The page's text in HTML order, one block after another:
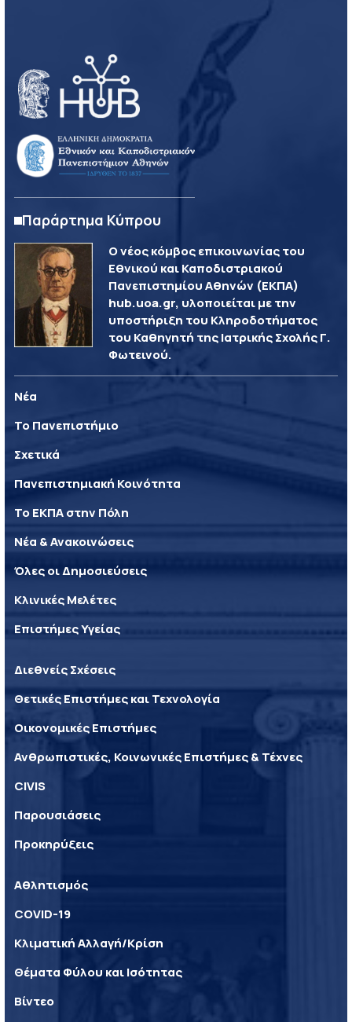
Παράρτημα Κύπρου
Ο νέος κόμβος επικοινωνίας του
Εθνικού και Καποδιστριακού
Πανεπιστημίου Αθηνών (ΕΚΠΑ)
hub.uoa.gr, υλοποιείται με την
υποστήριξη του Κληροδοτήματος
του Καθηγητή της Ιατρικής Σχολής Γ.
Φωτεινού.
Νέα
Το Πανεπιστήμιο
Σχετικά
Πανεπιστημιακή Κοινότητα
Το ΕΚΠΑ στην Πόλη
Νέα & Ανακοινώσεις
Όλες οι Δημοσιεύσεις
Κλινικές Μελέτες
Επιστήμες Υγείας
Διεθνείς Σχέσεις
Θετικές Επιστήμες και Τεχνολογία
Οικονομικές Επιστήμες
Ανθρωπιστικές, Κοινωνικές Επιστήμες & Τέχνες
CIVIS
Παρουσιάσεις
Προκηρύξεις
Αθλητισμός
COVID-19
Κλιματική Αλλαγή/Κρίση
Θέματα Φύλου και Ισότητας
Βίντεο